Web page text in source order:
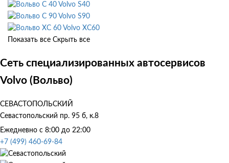
Volvo S40
Volvo S90
Volvo XC60
Показать все Скрыть все
Сеть специализированных автосервисов
Volvo (Вольво)
СЕВАСТОПОЛЬСКИЙ
Севастопольский пр. 95 б, к.8
Ежедневно с 8:00 до 22:00
+7 (499) 460-69-84